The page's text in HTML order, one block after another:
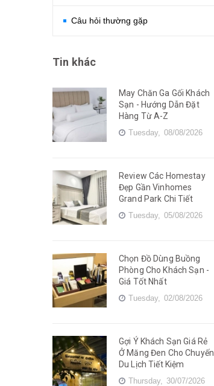
Câu hỏi thường gặp
Tin khác
May Chăn Ga Gối Khách
Sạn - Hướng Dẫn Đặt
Hàng Từ A-Z
Tuesday, 08/08/2026
Review Các Homestay
Đẹp Gần Vinhomes
Grand Park Chi Tiết
Tuesday, 05/08/2026
Chọn Đồ Dùng Buồng
Phòng Cho Khách Sạn -
Giá Tốt Nhất
Tuesday, 02/08/2026
Gợi Ý Khách Sạn Giá Rẻ
Ở Măng Đen Cho Chuyến
Du Lịch Tiết Kiệm
Thursday, 30/07/2026